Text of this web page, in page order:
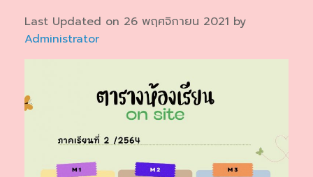
Last Updated on 26 พฤศจิกายน 2021 by
Administrator